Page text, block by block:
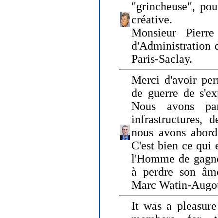
"grincheuse",
créative.
Monsieur
d'Administration
Paris-Saclay.
Merci d'avoir
de guerre de
Nous avons
infrastructures,
nous avons
C'est bien ce qui
l'Homme de
à perdre son
Marc Watin-
It was a